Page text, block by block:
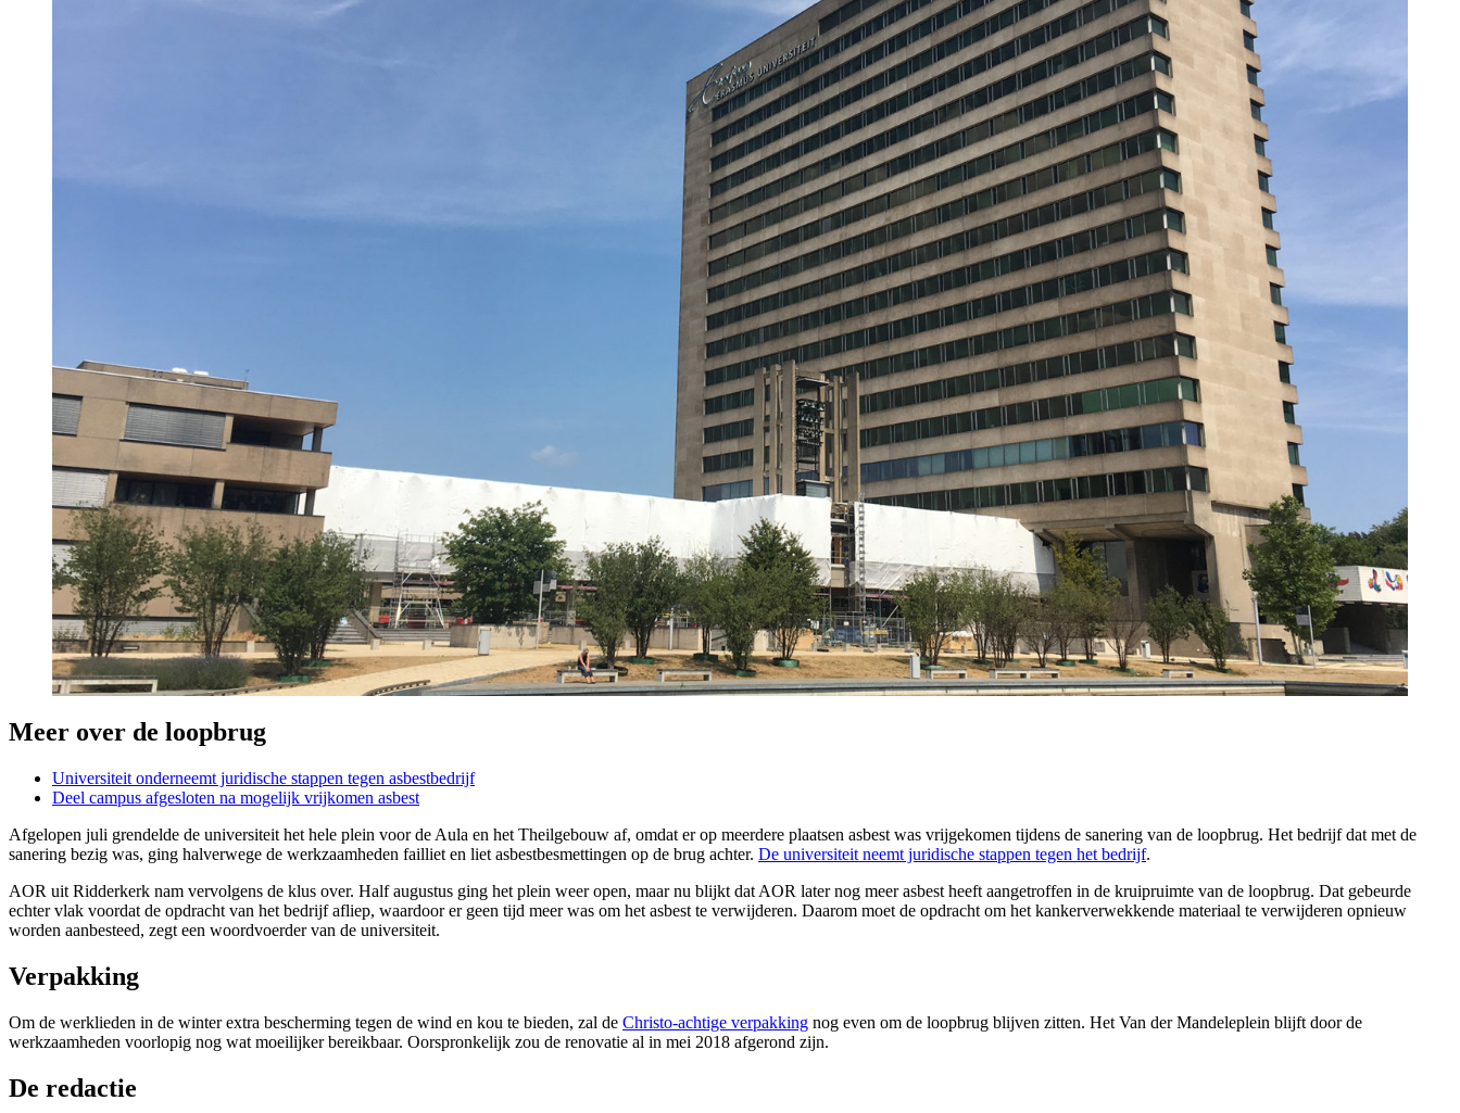
Meer over de loopbrug
Universiteit onderneemt juridische stappen tegen asbestbedrijf
Deel campus afgesloten na mogelijk vrijkomen asbest
Afgelopen juli grendelde de universiteit het hele plein voor de Aula en het Theilgebouw af, omdat er op meerdere plaatsen asbest was vrijgekomen tijdens de sanering van de loopbrug. Het bedrijf dat met de
sanering bezig was, ging halverwege de werkzaamheden failliet en liet asbestbesmettingen op de brug achter. De universiteit neemt juridische stappen tegen het bedrijf.
AOR uit Ridderkerk nam vervolgens de klus over. Half augustus ging het plein weer open, maar nu blijkt dat AOR later nog meer asbest heeft aangetroffen in de kruipruimte van de loopbrug. Dat gebeurde
echter vlak voordat de opdracht van het bedrijf afliep, waardoor er geen tijd meer was om het asbest te verwijderen. Daarom moet de opdracht om het kankerverwekkende materiaal te verwijderen opnieuw
worden aanbesteed, zegt een woordvoerder van de universiteit.
Verpakking
Om de werklieden in de winter extra bescherming tegen de wind en kou te bieden, zal de Christo-achtige verpakking nog even om de loopbrug blijven zitten. Het Van der Mandeleplein blijft door de
werkzaamheden voorlopig nog wat moeilijker bereikbaar. Oorspronkelijk zou de renovatie al in mei 2018 afgerond zijn.
De redactie